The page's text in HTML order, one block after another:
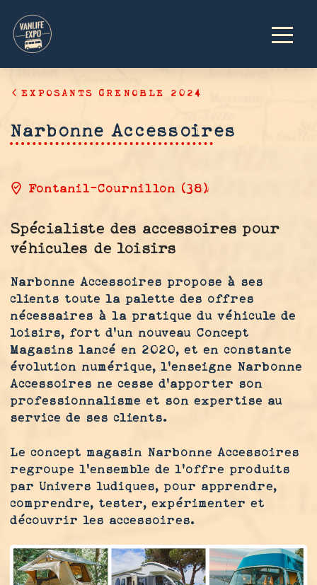
EXPOSANTS GRENOBLE 2024
Narbonne Accessoires
Fontanil-Cournillon (38)
Spécialiste des accessoires pour
véhicules de loisirs
Narbonne Accessoires propose à ses
clients toute la palette des offres
nécessaires à la pratique du véhicule de
loisirs, fort d’un nouveau Concept
Magasins lancé en 2020, et en constante
évolution numérique, l’enseigne Narbonne
Accessoires ne cesse d’apporter son
professionnalisme et son expertise au
service de ses clients.
Le concept magasin Narbonne Accessoires
regroupe l’ensemble de l’offre produits
par Univers ludiques, pour apprendre,
comprendre, tester, expérimenter et
découvrir les accessoires.